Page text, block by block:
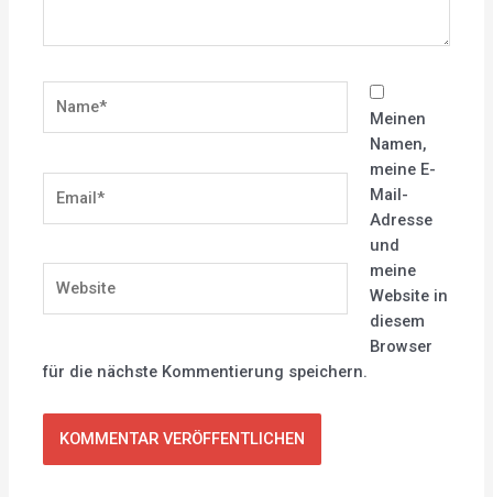
Meinen
Namen,
meine E-
Mail-
Adresse
und
meine
Website in
diesem
Browser
für die nächste Kommentierung speichern.